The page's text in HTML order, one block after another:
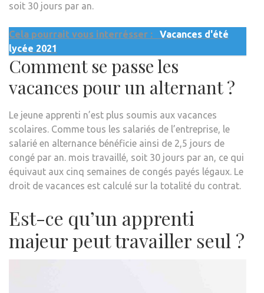
soit 30 jours par an.
Cela pourrait vous interrésser :
Vacances d'été
lycée 2021
Comment se passe les
vacances pour un alternant ?
Le jeune apprenti n’est plus soumis aux vacances
scolaires. Comme tous les salariés de l’entreprise, le
salarié en alternance bénéficie ainsi de 2,5 jours de
congé par an. mois travaillé, soit 30 jours par an, ce qui
équivaut aux cinq semaines de congés payés légaux. Le
droit de vacances est calculé sur la totalité du contrat.
Est-ce qu’un apprenti
majeur peut travailler seul ?